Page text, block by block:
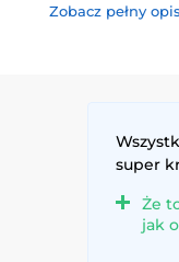
Zobacz pełny opis
super
Że
jak